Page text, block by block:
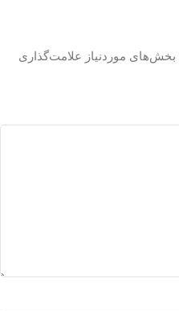
بخش‌های موردنیاز علامت‌گذاری